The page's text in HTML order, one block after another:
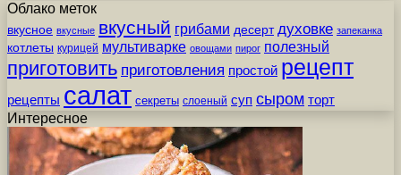
Облако меток
вкусное вкусные вкусный грибами десерт духовке запеканка
котлеты курицей мультиварке овощами пирог полезный
приготовить приготовления простой рецепт
рецепты салат секреты слоеный суп сыром торт
Интересное